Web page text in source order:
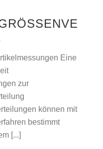
Eine
zur
können mit
bestimmt
[...]